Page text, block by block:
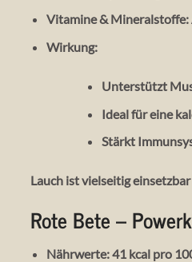
Vitamine & Mineralstoffe:
Wirkung:
Unterstützt
Ideal für eine
Stärkt
Lauch ist vielseitig
Rote Bete –
Nährwerte: 41 kcal pro